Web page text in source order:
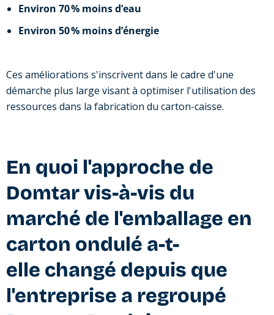
Environ 70 % moins d’eau
Environ 50 % moins d’énergie
Ces améliorations s'inscrivent dans le cadre d'une
démarche plus large visant à optimiser l'utilisation des
ressources dans la fabrication du carton-caisse.
En quoi l'approche de
Domtar vis-à-vis du
marché de l'emballage en
carton ondulé a-t-
elle changé depuis que
l'entreprise a regroupé